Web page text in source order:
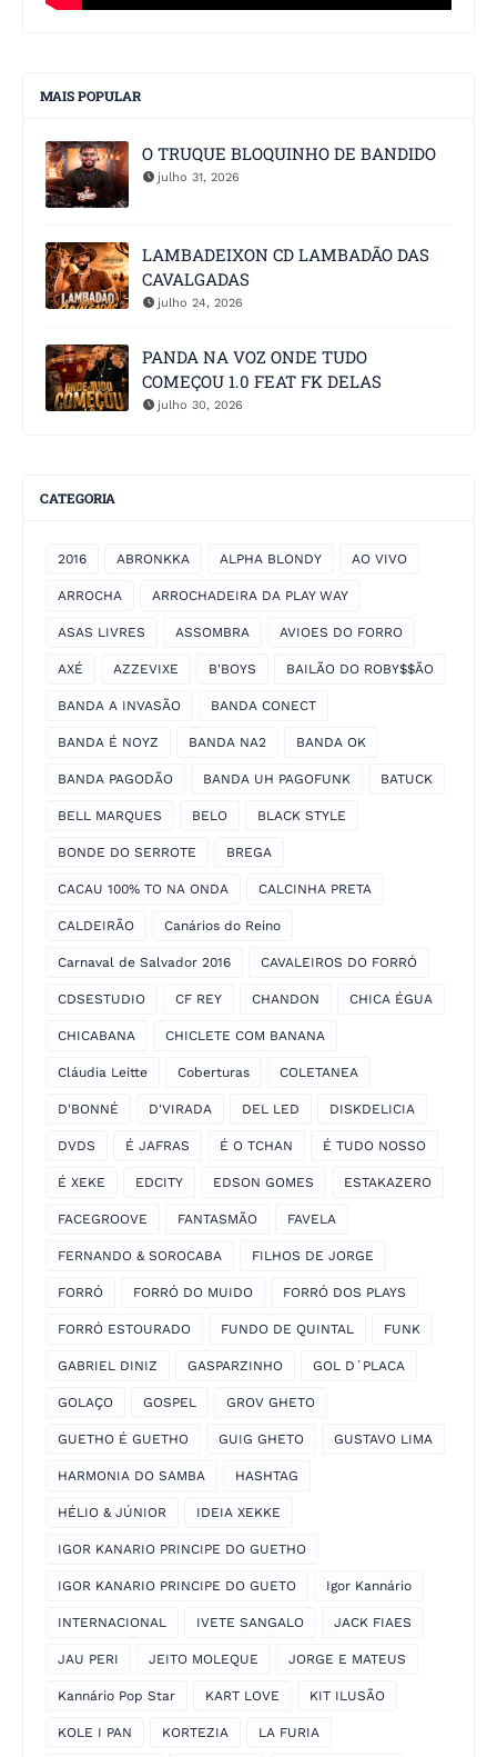
MAIS POPULAR
O TRUQUE BLOQUINHO DE BANDIDO
julho 31, 2026
LAMBADEIXON CD LAMBADÃO DAS
CAVALGADAS
julho 24, 2026
PANDA NA VOZ ONDE TUDO
COMEÇOU 1.0 FEAT FK DELAS
julho 30, 2026
CATEGORIA
2016 ABRONKKA ALPHA BLONDY AO VIVO
ARROCHA ARROCHADEIRA DA PLAY WAY
ASAS LIVRES ASSOMBRA AVIOES DO FORRO
AXÉ AZZEVIXE B'BOYS BAILÃO DO ROBY$$ÃO
BANDA A INVASÃO BANDA CONECT
BANDA É NOYZ BANDA NA2 BANDA OK
BANDA PAGODÃO BANDA UH PAGOFUNK BATUCK
BELL MARQUES BELO BLACK STYLE
BONDE DO SERROTE BREGA
CACAU 100% TO NA ONDA CALCINHA PRETA
CALDEIRÃO Canários do Reino
Carnaval de Salvador 2016 CAVALEIROS DO FORRÓ
CDSESTUDIO CF REY CHANDON CHICA ÉGUA
CHICABANA CHICLETE COM BANANA
Cláudia Leitte Coberturas COLETANEA
D'BONNÉ D'VIRADA DEL LED DISKDELICIA
DVDS É JAFRAS É O TCHAN É TUDO NOSSO
É XEKE EDCITY EDSON GOMES ESTAKAZERO
FACEGROOVE FANTASMÃO FAVELA
FERNANDO & SOROCABA FILHOS DE JORGE
FORRÓ FORRÓ DO MUIDO FORRÓ DOS PLAYS
FORRÓ ESTOURADO FUNDO DE QUINTAL FUNK
GABRIEL DINIZ GASPARZINHO GOL D´PLACA
GOLAÇO GOSPEL GROV GHETO
GUETHO É GUETHO GUIG GHETO GUSTAVO LIMA
HARMONIA DO SAMBA HASHTAG
HÉLIO & JÚNIOR IDEIA XEKKE
IGOR KANARIO PRINCIPE DO GUETHO
IGOR KANARIO PRINCIPE DO GUETO Igor Kannário
INTERNACIONAL IVETE SANGALO JACK FIAES
JAU PERI JEITO MOLEQUE JORGE E MATEUS
Kannário Pop Star KART LOVE KIT ILUSÃO
KOLE I PAN KORTEZIA LA FURIA